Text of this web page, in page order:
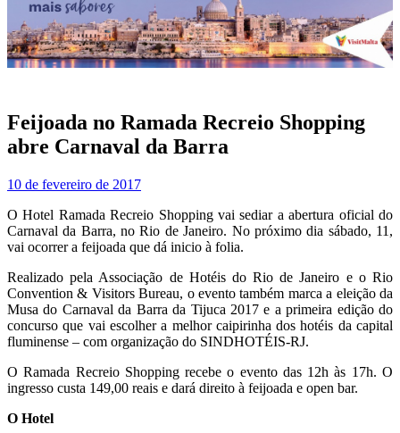
Feijoada no Ramada Recreio Shopping
abre Carnaval da Barra
10 de fevereiro de 2017
O Hotel Ramada Recreio Shopping vai sediar a abertura oficial do
Carnaval da Barra, no Rio de Janeiro. No próximo dia sábado, 11,
vai ocorrer a feijoada que dá inicio à folia.
Realizado pela Associação de Hotéis do Rio de Janeiro e o Rio
Convention & Visitors Bureau, o evento também marca a eleição da
Musa do Carnaval da Barra da Tijuca 2017 e a primeira edição do
concurso que vai escolher a melhor caipirinha dos hotéis da capital
fluminense – com organização do SINDHOTÉIS-RJ.
O Ramada Recreio Shopping recebe o evento das 12h às 17h. O
ingresso custa 149,00 reais e dará direito à feijoada e open bar.
O Hotel